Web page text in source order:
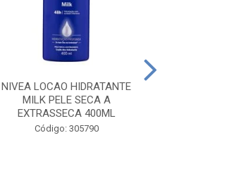
NIVEA LOCAO HIDRATANTE
MILK PELE SECA A
EXTRASSECA 400ML
Código: 305790